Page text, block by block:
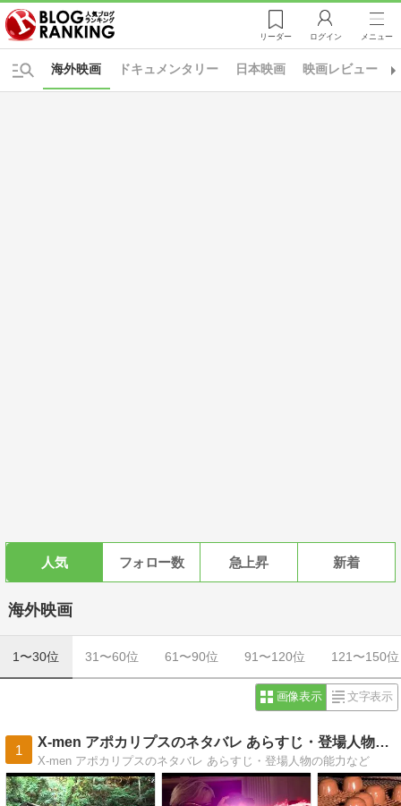
リーダー ログイン メニュー
ドキュメンタリー 日本映画 映画レビュー
海外映画
人気 フォロー数 急上昇 新着
海外映画
1〜30位 31〜60位 61〜90位 91〜120位 121〜150位
画像表示 文字表示
1
X-men アポカリプスのネタバレ あらすじ・登場人物の能力
X-men アポカリプスのネタバレ あらすじ・登場人物の能力など